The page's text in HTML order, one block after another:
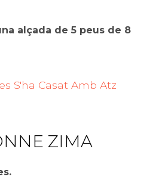
alçada de 5 peus de 8
S'ha Casat Amb Atz
ZIMA